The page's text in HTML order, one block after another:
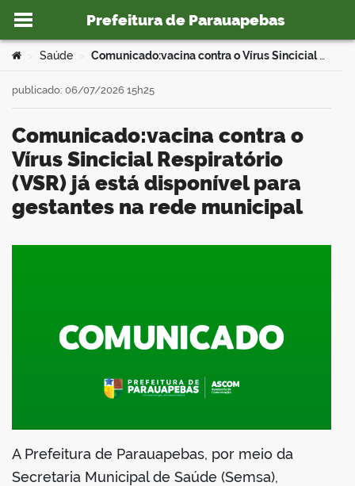
Ir para o conteúdo
Prefeitura de Parauapebas
portal
Você está aqui:
Saúde Comunicado:vacina contra o Vírus Sincicial Respiratório (VSR) já está disponível para gestantes na rede municipal
Comunicado:vacina contra o
Vírus Sincicial Respiratório
(VSR) já está disponível para
gestantes na rede municipal
publicado: 06/07/2026 15h25
A Prefeitura de Parauapebas, por meio da
Secretaria Municipal de Saúde (Semsa),